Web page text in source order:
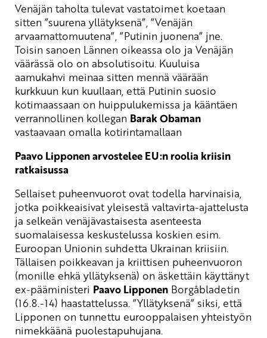
Venäjän taholta tulevat vastatoimet koetaan
sitten ”suurena yllätyksenä”, ”Venäjän
arvaamattomuutena”, ”Putinin juonena” jne.
Toisin sanoen Lännen oikeassa olo ja Venäjän
väärässä olo on absolutisoitu. Kuuluisa
aamukahvi meinaa sitten mennä väärään
kurkkuun kun kuullaan, että Putinin suosio
kotimaassaan on huippulukemissa ja kääntäen
verrannollinen kollegan Barak Obaman
vastaavaan omalla kotirintamallaan
Paavo Lipponen arvostelee EU:n roolia kriisin
ratkaisussa
Sellaiset puheenvuorot ovat todella harvinaisia,
jotka poikkeaisivat yleisestä valtavirta-ajattelusta
ja selkeän venäjävastaisesta asenteesta
suomalaisessa keskustelussa koskien esim.
Euroopan Unionin suhdetta Ukrainan kriisiin.
Tällaisen poikkeavan ja kriittisen puheenvuoron
(monille ehkä yllätyksenä) on äskettäin käyttänyt
ex-pääministeri Paavo Lipponen Borgåbladetin
(16.8.-14) haastattelussa. ”Yllätyksenä” siksi, että
Lipponen on tunnettu eurooppalaisen yhteistyön
nimekkäänä puolestapuhujana.